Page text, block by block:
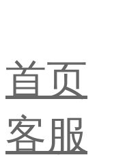
首页
客服